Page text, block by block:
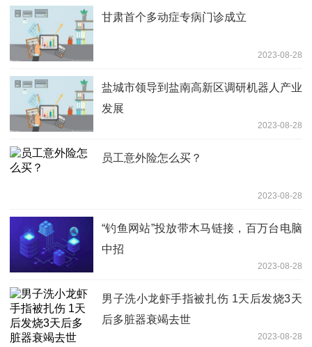
甘肃首个多动症专病门诊成立
2023-08-28
盐城市领导到盐南高新区调研机器人产业
发展
2023-08-28
员工意外险怎么买？
2023-08-28
“钓鱼网站”投放带木马链接，百万台电脑
中招
2023-08-28
男子洗小龙虾手指被扎伤 1天后发烧3天
后多脏器衰竭去世
2023-08-28